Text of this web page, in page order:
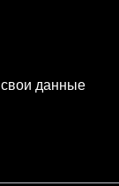
данные